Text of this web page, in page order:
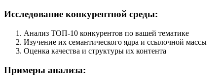
Исследование конкурентной среды:
Анализ ТОП-10 конкурентов по вашей тематике
Изучение их семантического ядра и ссылочной массы
Оценка качества и структуры их контента
Примеры анализа: